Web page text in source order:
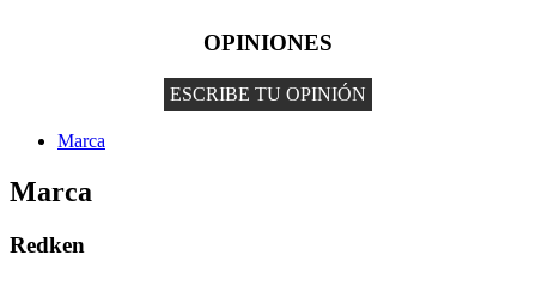
OPINIONES
ESCRIBE TU OPINIÓN
Marca
Marca
Redken